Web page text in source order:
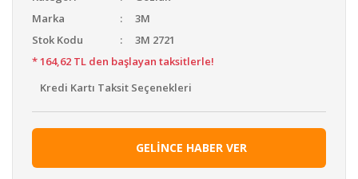
Marka
3M
Stok Kodu
3M 2721
* 164,62 TL den başlayan taksitlerle!
Kredi Kartı Taksit Seçenekleri
GELİNCE HABER VER